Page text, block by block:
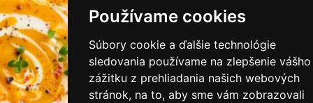
Používame cookies
Súbory cookie a ďalšie technológie
sledovania používame na zlepšenie vášho
zážitku z prehliadania našich webových
stránok, na to, aby sme vám zobrazovali
KONTAKTUJTE NÁS
PRIHLÁSIŤ SA DO ZÁKAZNÍCKEJ ZÓNY